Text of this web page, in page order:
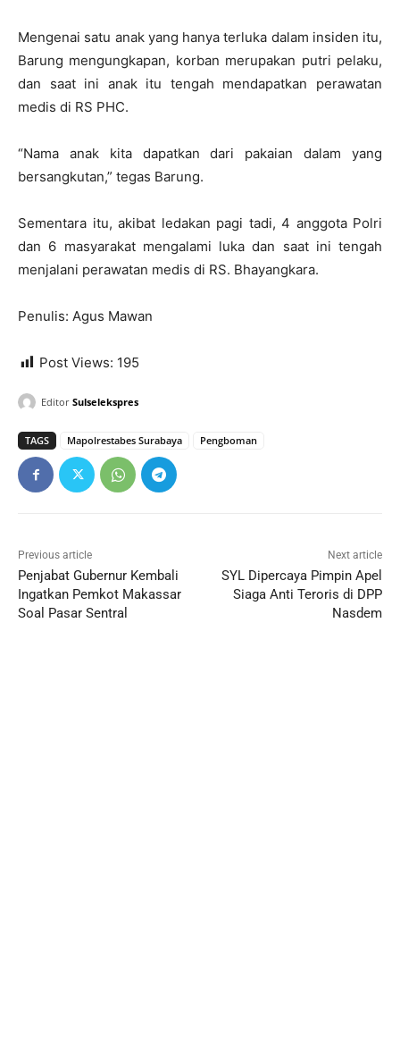
Mengenai satu anak yang hanya terluka dalam insiden itu,
Barung mengungkapan, korban merupakan putri pelaku,
dan saat ini anak itu tengah mendapatkan perawatan
medis di RS PHC.
“Nama anak kita dapatkan dari pakaian dalam yang
bersangkutan,” tegas Barung.
Sementara itu, akibat ledakan pagi tadi, 4 anggota Polri
dan 6 masyarakat mengalami luka dan saat ini tengah
menjalani perawatan medis di RS. Bhayangkara.
Penulis: Agus Mawan
Post Views: 195
Editor Sulselekspres
TAGS Mapolrestabes Surabaya Pengboman
Previous article
Penjabat Gubernur Kembali
Ingatkan Pemkot Makassar
Soal Pasar Sentral
Next article
SYL Dipercaya Pimpin Apel
Siaga Anti Teroris di DPP
Nasdem